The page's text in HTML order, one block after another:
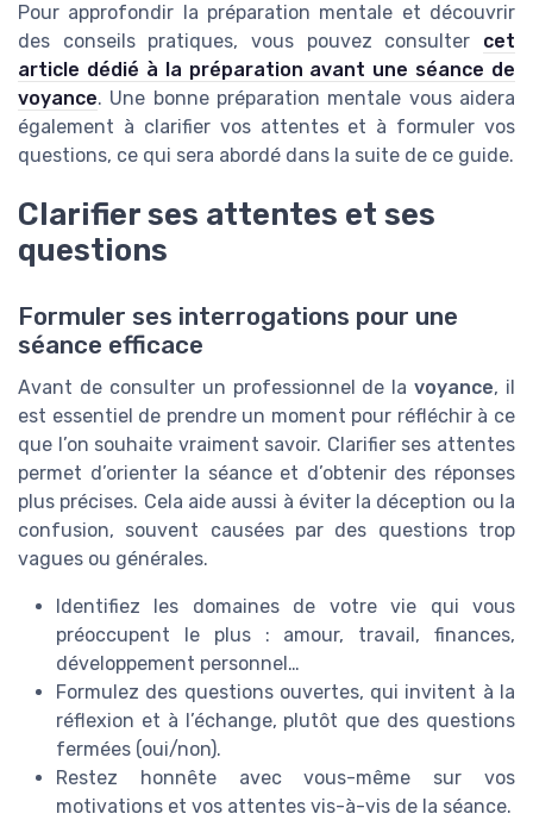
Pour approfondir la préparation mentale et découvrir
des conseils pratiques, vous pouvez consulter cet
article dédié à la préparation avant une séance de
voyance. Une bonne préparation mentale vous aidera
également à clarifier vos attentes et à formuler vos
questions, ce qui sera abordé dans la suite de ce guide.
Clarifier ses attentes et ses
questions
Formuler ses interrogations pour une
séance efficace
Avant de consulter un professionnel de lavoyance, il
est essentiel de prendre un moment pour réfléchir à ce
que l’on souhaite vraiment savoir. Clarifier ses attentes
permet d’orienter la séance et d’obtenir des réponses
plus précises. Cela aide aussi à éviter la déception ou la
confusion, souvent causées par des questions trop
vagues ou générales.
Identifiez les domaines de votre vie qui vous
préoccupent le plus : amour, travail, finances,
développement personnel…
Formulez des questions ouvertes, qui invitent à la
réflexion et à l’échange, plutôt que des questions
fermées (oui/non).
Restez honnête avec vous-même sur vos
motivations et vos attentes vis-à-vis de la séance.